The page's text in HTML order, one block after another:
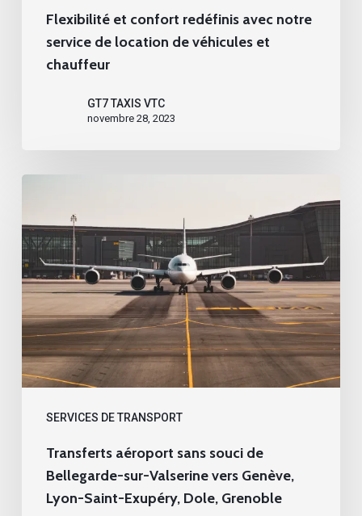
véhicules
chauffeur
Flexibilité et confort redéfinis avec notre
service de location de véhicules et
chauffeur
GT7 TAXIS VTC
novembre 28, 2023
SERVICES DE TRANSPORT
aéroport
sans
souci
de
Bellegarde-
sur-
Valserine
vers
Genève,
Lyon-
Saint-
Exupéry,
Transferts aéroport sans souci de
Bellegarde-sur-Valserine vers Genève,
Lyon-Saint-Exupéry, Dole, Grenoble